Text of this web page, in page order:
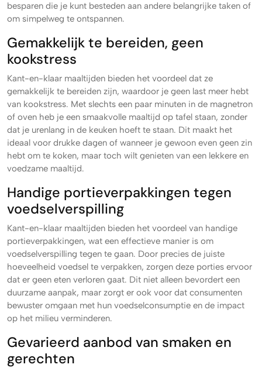
besparen die je kunt besteden aan andere belangrijke taken of
om simpelweg te ontspannen.
Gemakkelijk te bereiden, geen
kookstress
Kant-en-klaar maaltijden bieden het voordeel dat ze
gemakkelijk te bereiden zijn, waardoor je geen last meer hebt
van kookstress. Met slechts een paar minuten in de magnetron
of oven heb je een smaakvolle maaltijd op tafel staan, zonder
dat je urenlang in de keuken hoeft te staan. Dit maakt het
ideaal voor drukke dagen of wanneer je gewoon even geen zin
hebt om te koken, maar toch wilt genieten van een lekkere en
voedzame maaltijd.
Handige portieverpakkingen tegen
voedselverspilling
Kant-en-klaar maaltijden bieden het voordeel van handige
portieverpakkingen, wat een effectieve manier is om
voedselverspilling tegen te gaan. Door precies de juiste
hoeveelheid voedsel te verpakken, zorgen deze porties ervoor
dat er geen eten verloren gaat. Dit niet alleen bevordert een
duurzame aanpak, maar zorgt er ook voor dat consumenten
bewuster omgaan met hun voedselconsumptie en de impact
op het milieu verminderen.
Gevarieerd aanbod van smaken en
gerechten